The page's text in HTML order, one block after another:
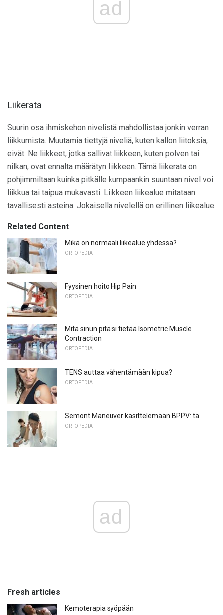
ad
Liikerata
Suurin osa ihmiskehon nivelistä mahdollistaa jonkin verran
liikkumista. Muutamia tiettyjä niveliä, kuten kallon liitoksia,
eivät. Ne liikkeet, jotka sallivat liikkeen, kuten polven tai
nilkan, ovat ennalta määrätyn liikkeen. Tämä liikerata on
pohjimmiltaan kuinka pitkälle kumpaankin suuntaan nivel voi
liikkua tai taipua mukavasti. Liikkeen liikealue mitataan
tavallisesti asteina. Jokaisella nivelellä on erillinen liikealue.
Related Content
Mikä on normaali liikealue yhdessä?
ORTOPEDIA
Fyysinen hoito Hip Pain
ORTOPEDIA
Mitä sinun pitäisi tietää Isometric Muscle
Contraction
ORTOPEDIA
TENS auttaa vähentämään kipua?
ORTOPEDIA
Semont Maneuver käsittelemään BPPV: tä
ORTOPEDIA
ad
Fresh articles
Kemoterapia syöpään